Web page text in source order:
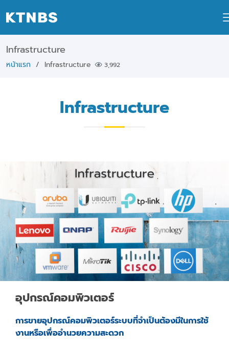
Infrastructure
หน้าแรก Infrastructure 3,992
Infrastructure
อุปกรณ์คอมพิวเตอร์
การขายอุปกรณ์คอมพิวเตอร์ระบบที่จำเป็นต้องมีในการใช้
งานหรือเพื่ออำนวยความสะดวก